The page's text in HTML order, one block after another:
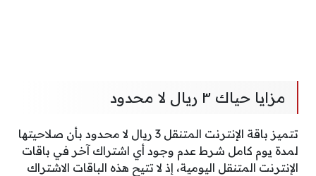
مزايا حياك ٣ ريال لا محدود
تتميز باقة الإنترنت المتنقل 3 ريال لا محدود بأن صلاحيتها
لمدة يوم كامل شرط عدم وجود أي اشتراك آخر في باقات
الإنترنت المتنقل اليومية، إذ لا تتيح هذه الباقات الاشتراك